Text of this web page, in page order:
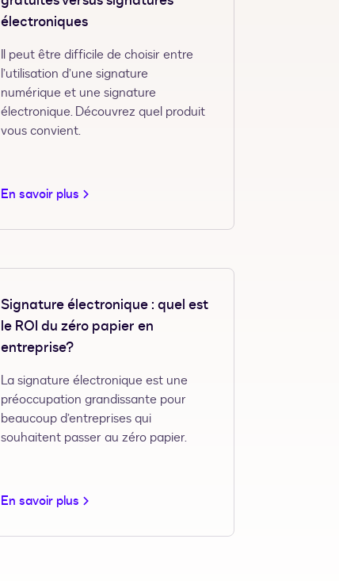
électroniques
Il peut être difficile de choisir entre
l’utilisation d’une signature
numérique et une signature
électronique. Découvrez quel produit
vous convient.
En savoir plus
Signature électronique : quel est
le ROI du zéro papier en
entreprise?
La signature électronique est une
préoccupation grandissante pour
beaucoup d’entreprises qui
souhaitent passer au zéro papier.
En savoir plus